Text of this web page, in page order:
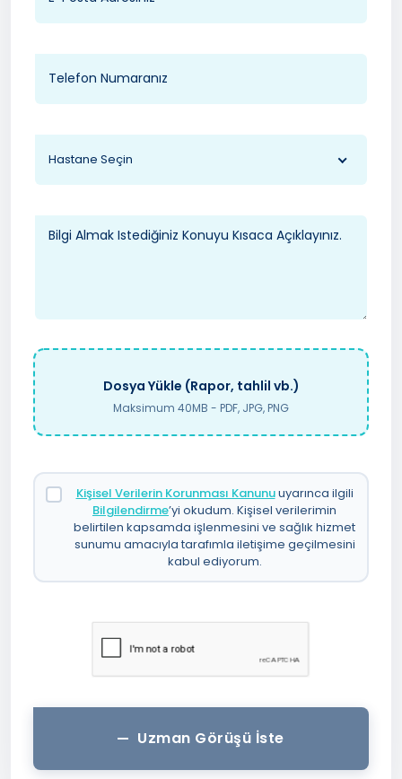
Hastane Seçin
Dosya Yükle (Rapor, tahlil vb.)
Maksimum 40MB - PDF, JPG, PNG
Kişisel Verilerin Korunması Kanunuuyarınca ilgili
Bilgilendirme’yi okudum. Kişisel verilerimin
belirtilen kapsamda işlenmesini ve sağlık hizmet
sunumu amacıyla tarafımla iletişime geçilmesini
kabul ediyorum.
Uzman Görüşü İste